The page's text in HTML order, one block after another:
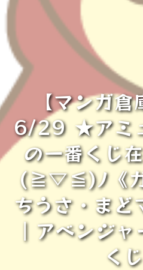
【マンガ
6/29 ★アミ
の一番くじ
(≧▽≦)ﾉ《ガ
ちうさ・まど
｜アベンジ
く